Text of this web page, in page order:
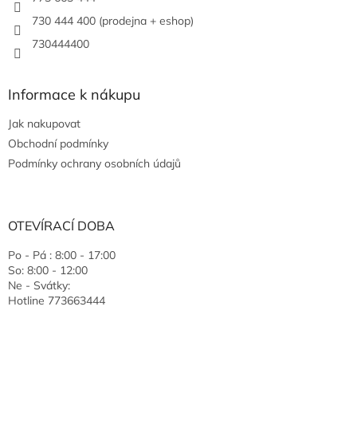
730 444 400 (prodejna + eshop)
730444400
Informace k nákupu
Jak nakupovat
Obchodní podmínky
Podmínky ochrany osobních údajů
OTEVÍRACÍ DOBA
Po - Pá : 8:00 - 17:00
So: 8:00 - 12:00
Ne - Svátky:
Hotline 773663444